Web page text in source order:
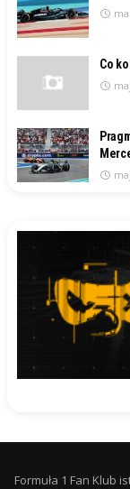
Co
Formuła 1 Fan Klub